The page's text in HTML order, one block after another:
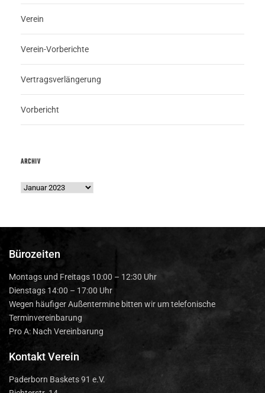
Verein
Verein-Vorberichte
Vertragsverlängerung
Vorbericht
ARCHIV
Bürozeiten
Montags und Freitags 10:00 – 12:30 Uhr
Dienstags 14:00 – 17:00 Uhr
Wegen häufiger Außentermine bitten wir um telefonische
Terminvereinbarung
Pro A: Nach Vereinbarung
Kontakt Verein
Paderborn Baskets 91 e.V.